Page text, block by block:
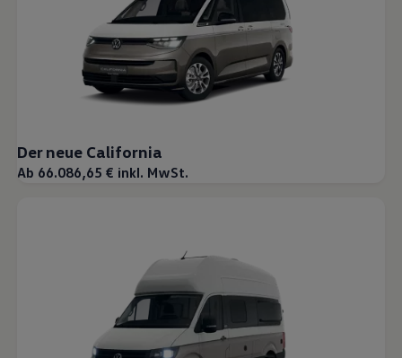
Der neue California
Ab 66.086,65 € inkl. MwSt.